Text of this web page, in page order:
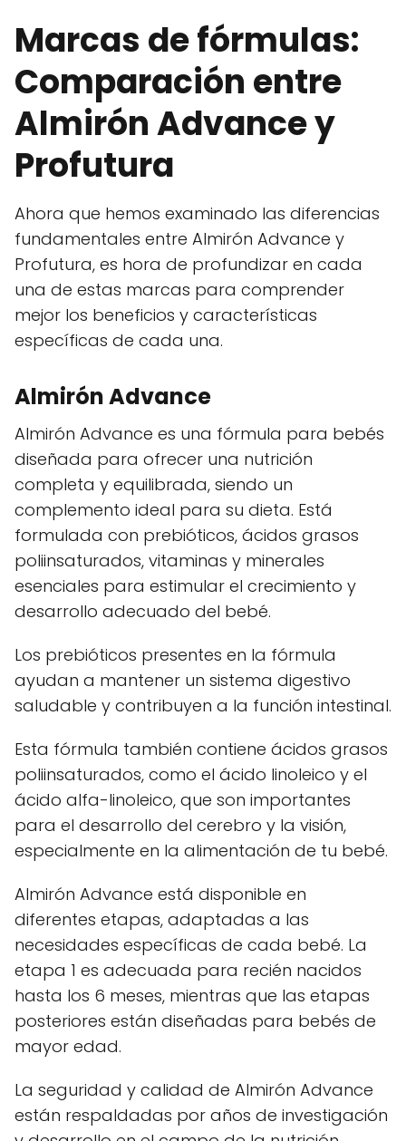
Marcas de fórmulas:
Comparación entre
Almirón Advance y
Profutura
Ahora que hemos examinado las diferencias
fundamentales entre Almirón Advance y
Profutura, es hora de profundizar en cada
una de estas marcas para comprender
mejor los beneficios y características
específicas de cada una.
Almirón Advance
Almirón Advance es una fórmula para bebés
diseñada para ofrecer una nutrición
completa y equilibrada, siendo un
complemento ideal para su dieta. Está
formulada con prebióticos, ácidos grasos
poliinsaturados, vitaminas y minerales
esenciales para estimular el crecimiento y
desarrollo adecuado del bebé.
Los prebióticos presentes en la fórmula
ayudan a mantener un sistema digestivo
saludable y contribuyen a la función intestinal.
Esta fórmula también contiene ácidos grasos
poliinsaturados, como el ácido linoleico y el
ácido alfa-linoleico, que son importantes
para el desarrollo del cerebro y la visión,
especialmente en la alimentación de tu bebé.
Almirón Advance está disponible en
diferentes etapas, adaptadas a las
necesidades específicas de cada bebé. La
etapa 1 es adecuada para recién nacidos
hasta los 6 meses, mientras que las etapas
posteriores están diseñadas para bebés de
mayor edad.
La seguridad y calidad de Almirón Advance
están respaldadas por años de investigación